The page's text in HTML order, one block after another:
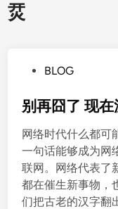
烎
s
e
d
i
n
BLOG
别再囧了 现
网络时代什么都可
一句话能够成为网
联网。网络代表了
都在催生新事物，
们把古老的汉字翻